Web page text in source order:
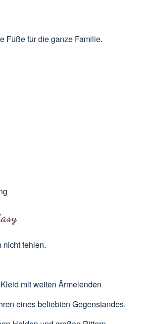
Füße für die ganze Familie.
nicht fehlen.
Kleid mit weiten Ärmelenden
eines beliebten Gegenstandes.